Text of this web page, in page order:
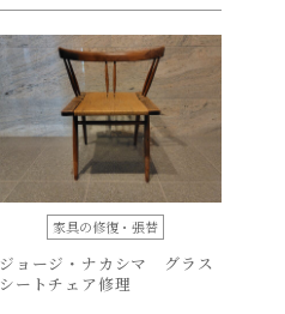
家具の修復・張替
ジョージ・ナカシマ グラス
シートチェア修理